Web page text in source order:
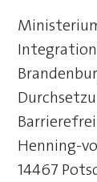
Integration
Henning-
14467